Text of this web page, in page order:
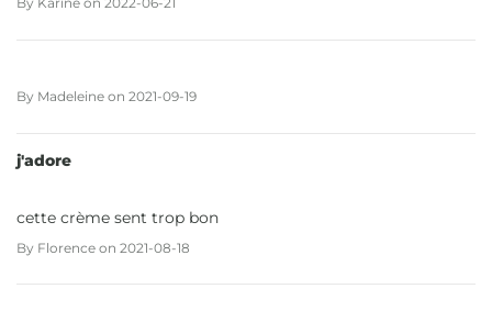
By Madeleine on 2021-09-19
j'adore
cette crème sent trop bon
By Florence on 2021-08-18